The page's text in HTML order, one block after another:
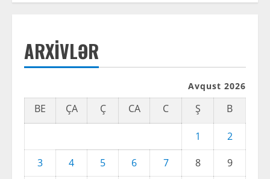
ARXIVLƏR
Avqust 2026
BE ÇA Ç CA C Ş B
1
2
3
4 5 6 7 8 9